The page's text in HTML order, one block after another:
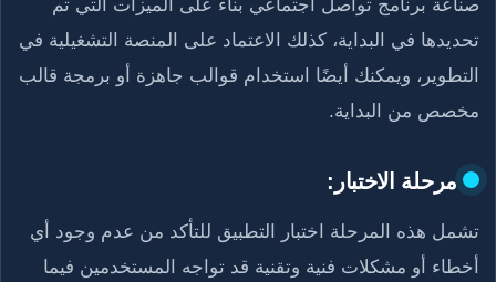
صناعة برنامج تواصل اجتماعي بناء على الميزات التي تم
تحديدها في البداية، كذلك الاعتماد على المنصة التشغيلية في
التطوير، ويمكنك أيضًا استخدام قوالب جاهزة أو برمجة قالب
مخصص من البداية.
مرحلة الاختبار:
تشمل هذه المرحلة اختبار التطبيق للتأكد من عدم وجود أي
أخطاء أو مشكلات فنية وتقنية قد تواجه المستخدمين فيما